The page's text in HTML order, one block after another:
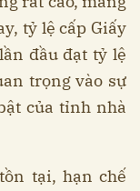
tỷ lệ cấp Giấy
đầu đạt tỷ lệ
trọng vào sự
của tỉnh nhà
tại, hạn chế